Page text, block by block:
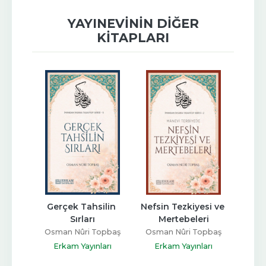
YAYINEVININ DIĞER
KITAPLARI
Gerçek Tahsilin
Sırları
Osman Nûri Topbaş
Erkam Yayınları
Nefsin Tezkiyesi ve
Mertebeleri
Osman Nûri Topbaş
Erkam Yayınları